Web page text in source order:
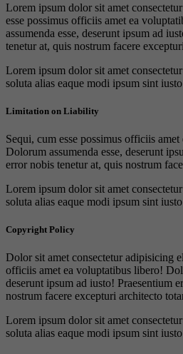
Lorem ipsum dolor sit amet
esse possimus officiis amet ea
assumenda esse, deserunt ipsum ad
tenetur at, quis nostrum facere
Lorem ipsum dolor sit amet
soluta alias eaque modi ipsum sint
Limitation on Liability
Sequi, cum esse possimus officiis
Dolorum assumenda esse, deserunt
error nobis tenetur at, quis nostrum
Lorem ipsum dolor sit amet
soluta alias eaque modi ipsum sint
Copyright Policy
Dolor sit amet consectetur adipisicing
officiis amet ea voluptatibus libero!
deserunt ipsum ad iusto! Praesentium
nostrum facere excepturi architecto
Lorem ipsum dolor sit amet
soluta alias eaque modi ipsum sint